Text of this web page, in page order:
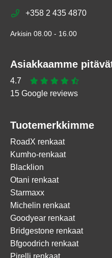
+358 2 435 4870
Arkisin 08.00 - 16.00
Asiakkaamme
4.7
15 Google reviews
Tuotemerkkimme
RoadX renkaat
Kumho-renkaat
Blacklion
Otani renkaat
Starmaxx
Michelin renkaat
Goodyear renkaat
Bridgestone renkaat
Bfgoodrich renkaat
Pirelli renkaat